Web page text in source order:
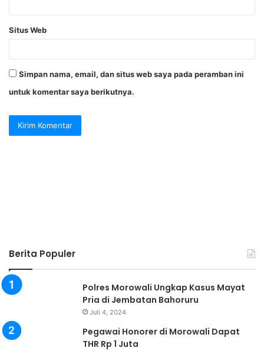
Situs Web
Simpan nama, email, dan situs web saya pada peramban ini
untuk komentar saya berikutnya.
Berita Populer
Polres Morowali Ungkap Kasus Mayat
Pria di Jembatan Bahoruru
Juli 4, 2024
Pegawai Honorer di Morowali Dapat
THR Rp 1 Juta